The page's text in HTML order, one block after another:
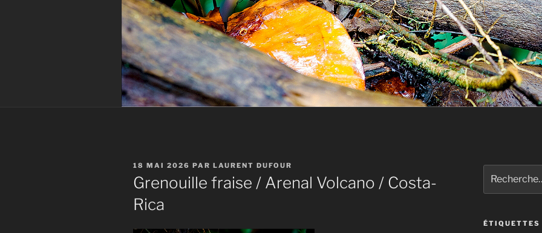
PUBLIÉ
LE
18 MAI 2026 PAR LAURENT DUFOUR
Grenouille fraise / Arenal Volcano / Costa-
Rica
pour
:
ÉTIQUETTES